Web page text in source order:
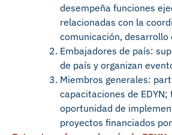
desempeña funciones
relacionadas con la
comunicación, desarrollo
Embajadores de país:
de país y organizan
Miembros generales:
capacitaciones de EDYN;
oportunidad de
proyectos financiados por